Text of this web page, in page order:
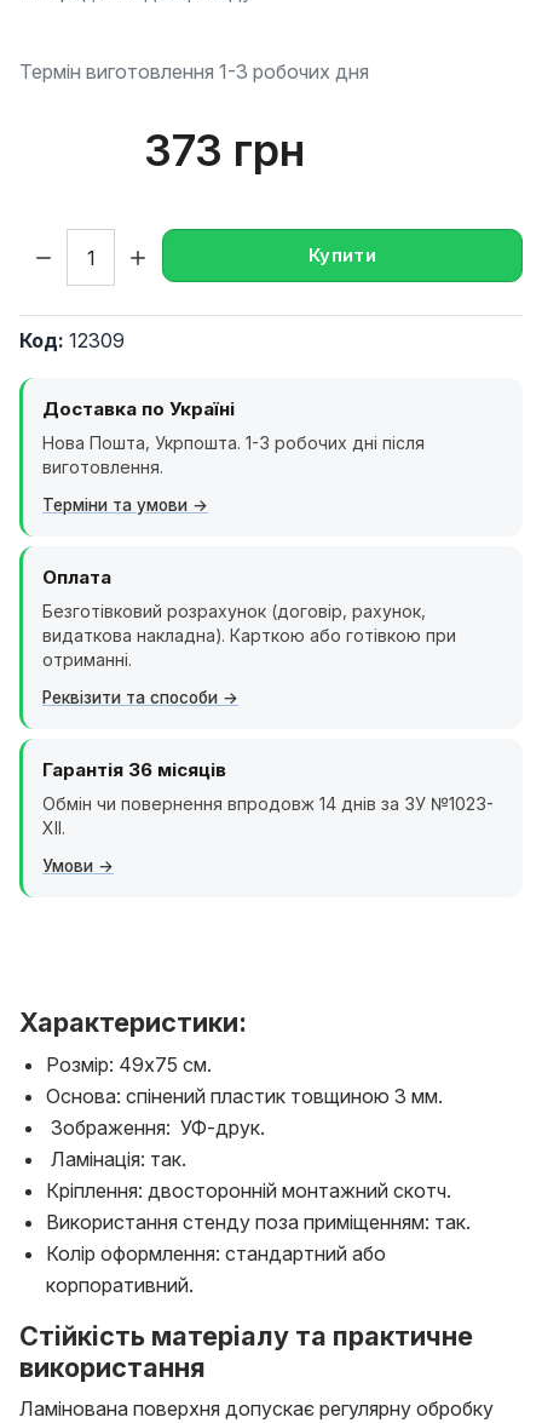
Термін виготовлення 1-3 робочих дня
373 грн
Купити
Код: 12309
Доставка по Україні
Нова Пошта, Укрпошта. 1-3 робочих дні після
виготовлення.
Терміни та умови
Оплата
Безготівковий розрахунок (договір, рахунок,
видаткова накладна). Карткою або готівкою при
отриманні.
Реквізити та способи
Гарантія 36 місяців
Обмін чи повернення впродовж 14 днів за ЗУ №1023-
XII.
Умови
Характеристики:
Розмір: 49х75 см.
Основа: спінений пластик товщиною 3 мм.
Зображення: УФ-друк.
Ламінація: так.
Кріплення: двосторонній монтажний скотч.
Використання стенду поза приміщенням: так.
Колір оформлення: стандартний або
корпоративний.
Стійкість матеріалу та практичне
використання
Ламінована поверхня допускає регулярну обробку